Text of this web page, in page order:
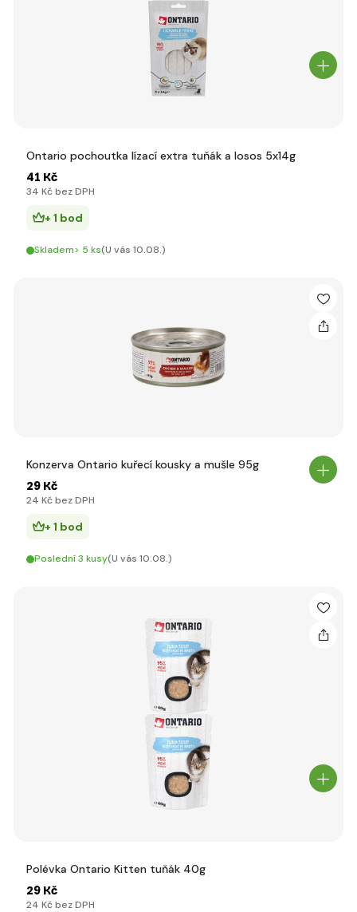
Ontario pochoutka lízací extra tuňák a losos 5x14g
41 Kč
34 Kč bez DPH
+ 1 bod
Skladem> 5 ks(U vás 10.08.)
Konzerva Ontario kuřecí kousky a mušle 95g
29 Kč
24 Kč bez DPH
+ 1 bod
Poslední 3 kusy(U vás 10.08.)
Polévka Ontario Kitten tuňák 40g
29 Kč
24 Kč bez DPH